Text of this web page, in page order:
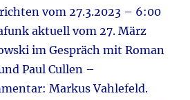
vom 27.3.2023 – 6:00
aktuell vom 27. März
im Gespräch mit Roman
Paul Cullen –
Markus Vahlefeld.